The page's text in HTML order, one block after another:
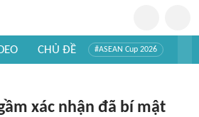
CHỦ ĐỀ #ASEAN Cup 2026
xác nhận đã bí mật